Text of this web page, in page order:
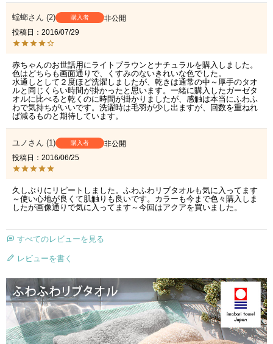
蟷螂 2 購入者
非公開
投稿日
2016/07/29
赤ちゃんのお世話用にライトブラウンとナチュラルを購入しました。
色はどちらも画面通りで、くすみのないきれいな色でした。
水通しとして２度ほど洗濯しましたが、乾きは通常の中～厚手のタオ
ルと同じくらい時間が掛かったと思います。一緒に購入したガーゼタ
オルに比べると乾くのに時間が掛かりましたが、感触は本当にふわふ
わで気持ちがいいです。洗濯時は毛羽が少し出ますが、回数を重ねれ
ば減るものと期待しています。
ユノ 1 購入者
非公開
投稿日
2016/06/25
久しぶりにリピートしました。ふわふわリブタオルも気に入ってます
～使い心地が良くて肌触りも良いです。カラーも今まで色々購入しま
したが画像通りで気に入ってます～今回はアクアを買いました。
すべてのレビューを見る
レビューを書く